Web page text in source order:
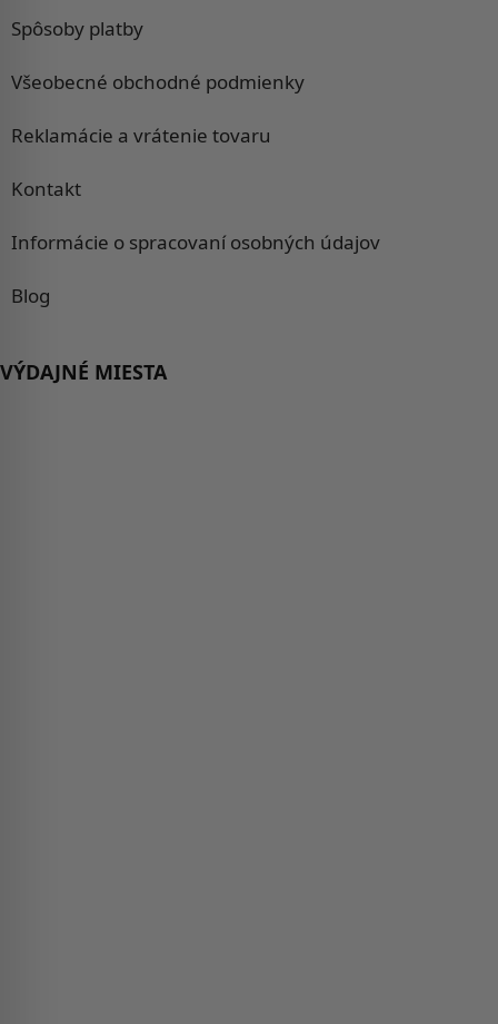
Spôsoby platby
Všeobecné obchodné podmienky
Reklamácie a vrátenie tovaru
Kontakt
Informácie o spracovaní osobných údajov
Blog
VÝDAJNÉ MIESTA